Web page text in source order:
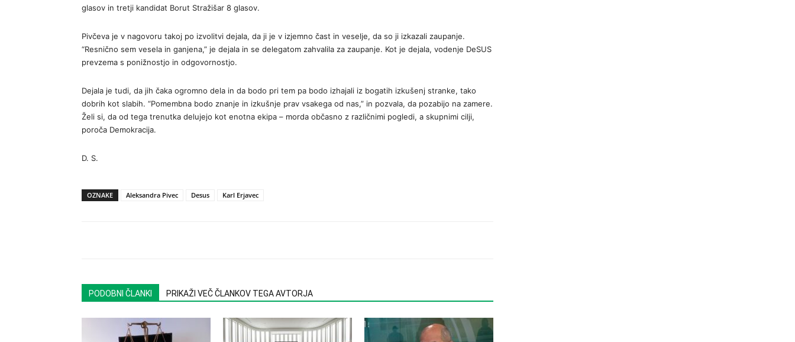
glasov in tretji kandidat Borut Stražišar 8 glasov.
Pivčeva je v nagovoru takoj po izvolitvi dejala, da ji je v izjemno čast in veselje, da so ji izkazali zaupanje.
“Resnično sem vesela in ganjena,” je dejala in se delegatom zahvalila za zaupanje. Kot je dejala, vodenje DeSUS
prevzema s ponižnostjo in odgovornostjo.
Dejala je tudi, da jih čaka ogromno dela in da bodo pri tem pa bodo izhajali iz bogatih izkušenj stranke, tako
dobrih kot slabih. “Pomembna bodo znanje in izkušnje prav vsakega od nas,” in pozvala, da pozabijo na zamere.
Želi si, da od tega trenutka delujejo kot enotna ekipa – morda občasno z različnimi pogledi, a skupnimi cilji,
poroča Demokracija.
D. S.
OZNAKE Aleksandra Pivec Desus Karl Erjavec
PODOBNI ČLANKI PRIKAŽI VEČ ČLANKOV TEGA AVTORJA